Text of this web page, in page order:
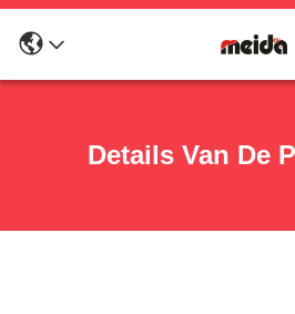
Details Van De